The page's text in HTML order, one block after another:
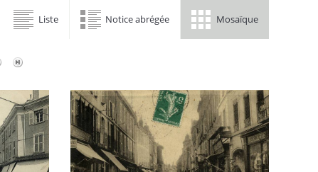
Liste Notice abrégée Mosaïque